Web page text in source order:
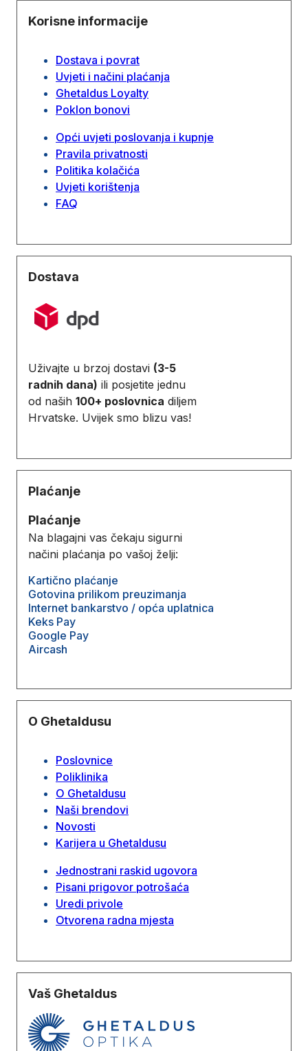
Korisne informacije
Dostava i povrat
Uvjeti i načini plaćanja
Ghetaldus Loyalty
Poklon bonovi
Opći uvjeti poslovanja i kupnje
Pravila privatnosti
Politika kolačića
Uvjeti korištenja
FAQ
Dostava
Uživajte u brzoj dostavi (3-5
radnih dana) ili posjetite jednu
od naših 100+ poslovnica diljem
Hrvatske. Uvijek smo blizu vas!
Plaćanje
Plaćanje
Na blagajni vas čekaju sigurni
načini plaćanja po vašoj želji:
Kartično plaćanje
Gotovina prilikom preuzimanja
Internet bankarstvo / opća uplatnica
Keks Pay
Google Pay
Aircash
O Ghetaldusu
Poslovnice
Poliklinika
O Ghetaldusu
Naši brendovi
Novosti
Karijera u Ghetaldusu
Jednostrani raskid ugovora
Pisani prigovor potrošaća
Uredi privole
Otvorena radna mjesta
Vaš Ghetaldus